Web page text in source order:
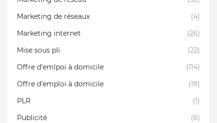
Marketing de réseaux
(4)
Marketing internet
(26)
Mise sous pli
(22)
Offre d'emlpoi à domicile
(114)
Offre d'emploi à domicile
(19)
PLR
(1)
Publicité
(6)